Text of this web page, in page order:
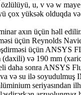
özlülüyü, u, v və w
çox yüksək olduqda
axın üçün həll
üçün Reynolds
üçün ANSYS
və 190 mm
daha sonra ANSYS
və su ilə
seriyasından